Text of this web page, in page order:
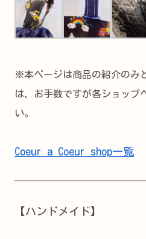
※本ページは商品の紹介のみ
は、お手数ですが各ショップ
い。
Coeur a Coeur shop一覧
【ハンドメイド】